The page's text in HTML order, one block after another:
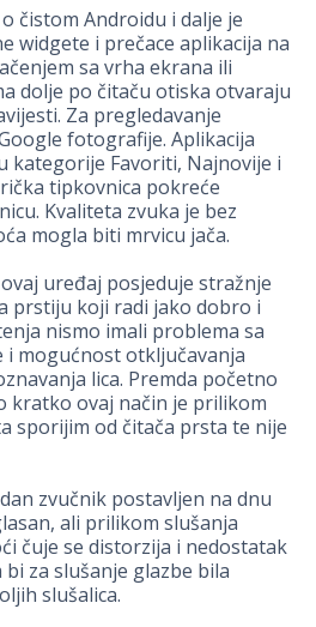
čistom Androidu i dalje je
widgete i prečace aplikacija na
sa vrha ekrana ili
dolje po čitaču otiska otvaraju
Za pregledavanje
fotografije. Aplikacija
kategorije Favoriti, Najnovije i
tipkovnica pokreće
Kvaliteta zvuka je bez
mogla biti mrvicu jača.
uređaj posjeduje stražnje
prstiju koji radi jako dobro i
nismo imali problema sa
i mogućnost otključavanja
lica. Premda početno
kratko ovaj način je prilikom
sporijim od čitača prsta te nije
zvučnik postavljen na dnu
ali prilikom slušanja
čuje se distorzija i nedostatak
za slušanje glazbe bila
slušalica.